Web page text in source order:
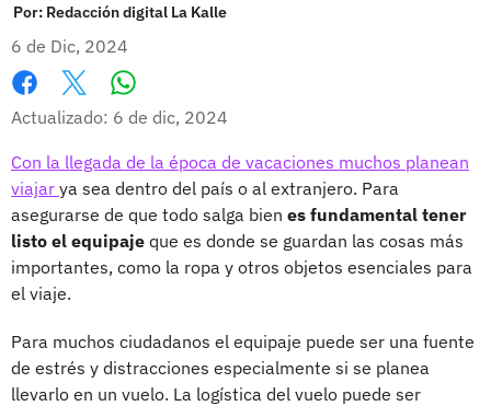
Por: Redacción digital La Kalle
6 de Dic, 2024
Facebook
X
Actualizado: 6 de dic, 2024
Con la llegada de la época de vacaciones muchos planean
viajar ya sea dentro del país o al extranjero. Para
asegurarse de que todo salga bien es fundamental tener
listo el equipaje que es donde se guardan las cosas más
importantes, como la ropa y otros objetos esenciales para
el viaje.
Para muchos ciudadanos el equipaje puede ser una fuente
de estrés y distracciones especialmente si se planea
llevarlo en un vuelo. La logística del vuelo puede ser